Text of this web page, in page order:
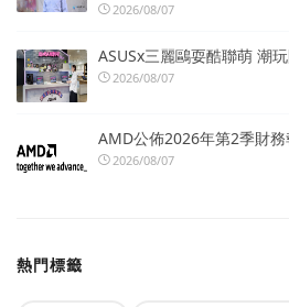
2026/08/07
ASUSx三麗鷗耍酷聯萌 潮
2026/08/07
AMD公佈2026年第2季財
2026/08/07
熱門標籤